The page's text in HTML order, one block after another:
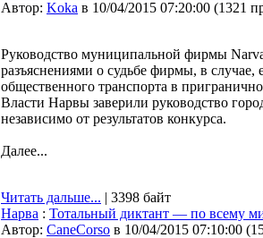
Автор: Koka в 10/04/2015 07:20:00 (1321
Руководство муниципальной фирмы
разъяснениями о судьбе фирмы, в случае,
общественного транспорта в
Власти Нарвы заверили руководство
независимо от результатов конкурса.
Далее...
Читать дальше... | 3398 байт
Нарва : Тотальный диктант — по всему
Автор: CaneCorso в 10/04/2015 07:10:00 (